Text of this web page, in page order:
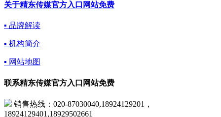
关于精东传媒官方入口网站免费
▪ 品牌解读
▪ 机构简介
▪ 网站地图
联系精东传媒官方入口网站免费
销售热线：020-87030040,18924129201，
18924129401,18929502661